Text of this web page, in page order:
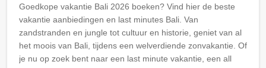
Goedkope vakantie Bali 2026 boeken? Vind hier de beste
vakantie aanbiedingen en last minutes Bali. Van
zandstranden en jungle tot cultuur en historie, geniet van al
het moois van Bali, tijdens een welverdiende zonvakantie. Of
je nu op zoek bent naar een last minute vakantie, een all